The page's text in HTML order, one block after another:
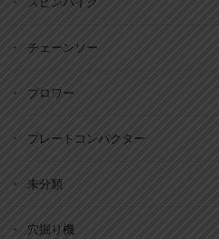
チェーンソー
ブロワー
プレートコンパクター
未分類
穴掘り機